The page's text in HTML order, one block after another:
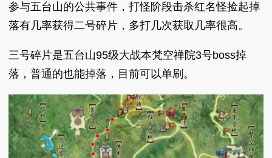
参与五台山的公共事件，打怪阶段击杀红名怪捡起掉
落有几率获得二号碎片，多打几次获取几率很高。
三号碎片是五台山95级大战本梵空禅院3号boss掉
落，普通的也能掉落，目前可以单刷。